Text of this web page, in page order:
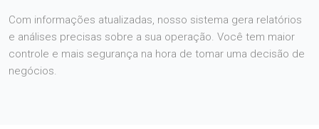
Com informações atualizadas, nosso sistema gera relatórios
e análises precisas sobre a sua operação. Você tem maior
controle e mais segurança na hora de tomar uma decisão de
negócios.